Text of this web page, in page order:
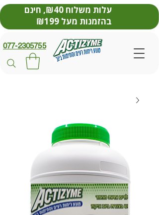
077-2305755
עלות משלוח ₪40, חינם
בהזמנות מעל ₪199